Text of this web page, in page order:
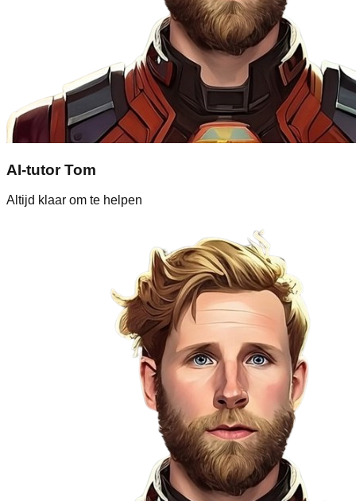
AI-tutor Tom
Altijd klaar om te helpen